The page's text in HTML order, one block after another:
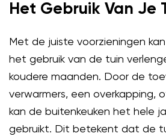
Het Gebruik Van Je
Met de juiste voorzieningen
het gebruik van de tuin
koudere maanden. Door de
verwarmers, een overkapping,
kan de buitenkeuken het hele
gebruikt. Dit betekent dat de